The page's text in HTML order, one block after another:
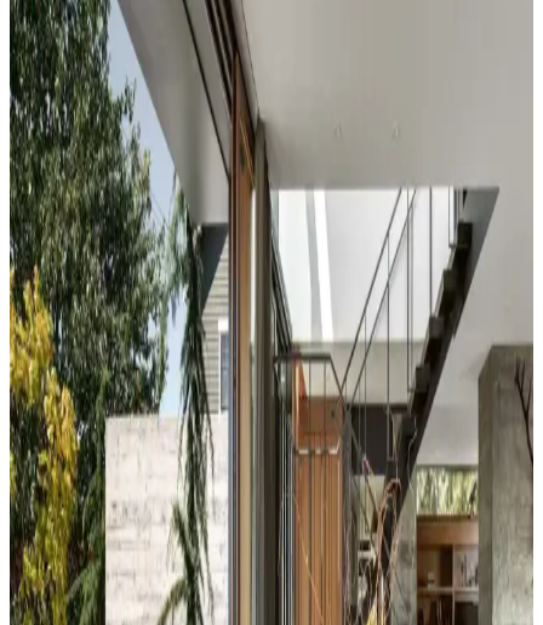
Koltuk ve Aksesuar Sandalyelerde Renk Uyumu ve
Dekorasyonda Görsel Denge Sağlama Yöntemleri
Koltuk ve aksesuar sandalyelerde renk uyumsuzluğu görsel rekabete
yol açabilir. Halı, perde, yastık ve mobilya yerleşimi ile renkler
dengelenerek mekanın estetik bütünlüğü sağlanır.
Duvar Rengiyle Uyumlu Perde Seçimi: Yeşil,
Turuncu ve Kahverenginin Mekâna Etkisi
Duvar rengine uyumlu perde seçimi, mekânın atmosferini belirler.
Yeşil tonlar doğal sakinlik sunarken, turuncu ve kahverengi sıcaklık
katar. Kalın keten ve karartma perdeler ışık kontrolünde avantaj
sağlar.
Yatak Odası Duvar Rengi Seçiminde Işık ve
Tonların Önemi ve Etkileri
Yatak odası duvar renginin seçimi, ışık koşulları, zemin ve pencere
yerleşimi gibi faktörlerle uyumlu olmalıdır. Sıcak-soğuk kahverengi
ve yeşil tonları farklı atmosferler yaratır. Renk örnekleri farklı ışık
koşullarında test edilmelidir.
Kahvaltı Köşeleri İçin Sandalye Seçenekleri ve
Dekorasyon İpuçları